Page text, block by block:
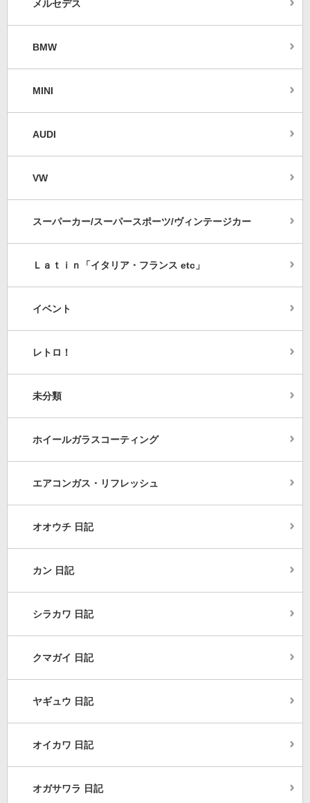
メルセデス
BMW
MINI
AUDI
VW
スーパーカー/スーパースポーツ/ヴィンテージカー
Ｌａｔｉｎ「イタリア・フランス etc」
イベント
レトロ！
未分類
ホイールガラスコーティング
エアコンガス・リフレッシュ
オオウチ 日記
カン 日記
シラカワ 日記
クマガイ 日記
ヤギュウ 日記
オイカワ 日記
オガサワラ 日記